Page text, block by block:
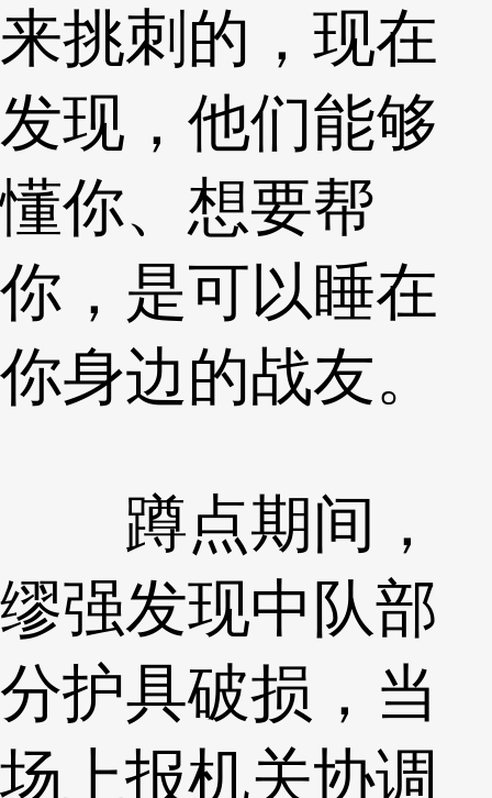
来挑刺的，现在
发现，他们能够
懂你、想要帮
你，是可以睡在
你身边的战友。
蹲点期间，
缪强发现中队部
分护具破损，当
场上报机关协调